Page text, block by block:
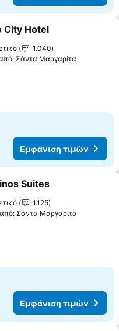
στα αγαπημένα
City Hotel
1.040
Σάντα Μαργαρίτα
Εμφάνιση τιμών
στα αγαπημένα
Suites
1.125
Σάντα Μαργαρίτα
Εμφάνιση τιμών